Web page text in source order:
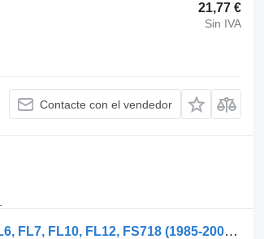
21,77 €
Sin IVA
Contacte con el vendedor
Volvo FL7 (01.85-12.98) 1594184 relé para Volvo FL, FL6, FL7, FL10, FL12, FS718 (1985-2005) camión